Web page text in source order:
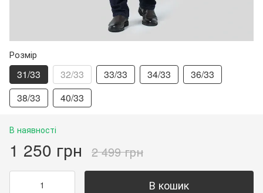
Розмір
31/33 32/33 33/33 34/33
36/33
38/33
40/33
В наявності
1 250 грн 2 499 грн
В кошик